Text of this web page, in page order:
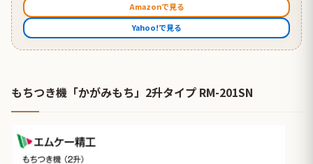
Amazonで見る
Yahoo!で見る
もちつき機「かがみもち」2升タイプ RM-201SN